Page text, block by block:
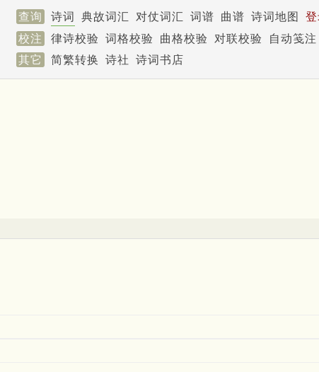
查询 诗词 典故词汇 对仗词汇 词谱 曲谱 诗词地图
校注 律诗校验 词格校验 曲格校验 对联校验
自动笺注
其它 简繁转换 诗社 诗词书店